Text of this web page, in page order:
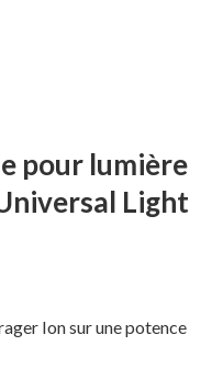
pour lumière
Light
Ion sur une potence